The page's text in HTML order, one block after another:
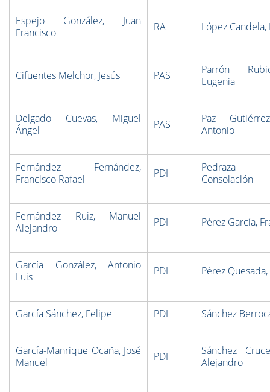
Espejo González, Juan
Francisco
RA López
Cifuentes Melchor, Jesús PAS
Parrón
Eugenia
Delgado Cuevas, Miguel
Ángel
PAS
Paz
Antonio
Fernández Fernández,
Francisco Rafael
PDI
Pedraza
Consolación
Fernández Ruiz, Manuel
Alejandro
PDI Pérez García,
García González, Antonio
Luis
PDI Pérez
García Sánchez, Felipe PDI Sánchez
García-Manrique Ocaña, José
Manuel
PDI
Sánchez
Alejandro